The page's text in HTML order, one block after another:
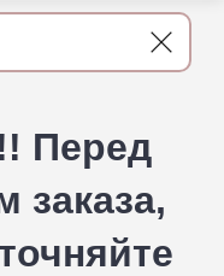
Перед
заказа,